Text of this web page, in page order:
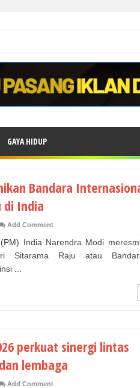
GAYA HIDUP
Bandara
di India
Add Comment
India Narendra Modi
Sitarama Raju atau
...
perkuat sinergi lintas
lembaga
Add Comment